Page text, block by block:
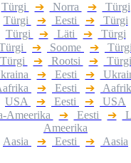
Türgi
➔ Norra ➔
Türgi
Türgi
➔ Eesti ➔
Türgi
Türgi
➔ Läti ➔
Türgi
➔ Soome ➔
Türgi
Türgi
➔ Rootsi ➔
Türgi
➔ Eesti ➔
➔ Eesti ➔
USA
➔ Eesti ➔
USA
Ameerika
➔ Eesti ➔
Ameerika
Aasia
➔ Eesti ➔
Aasia